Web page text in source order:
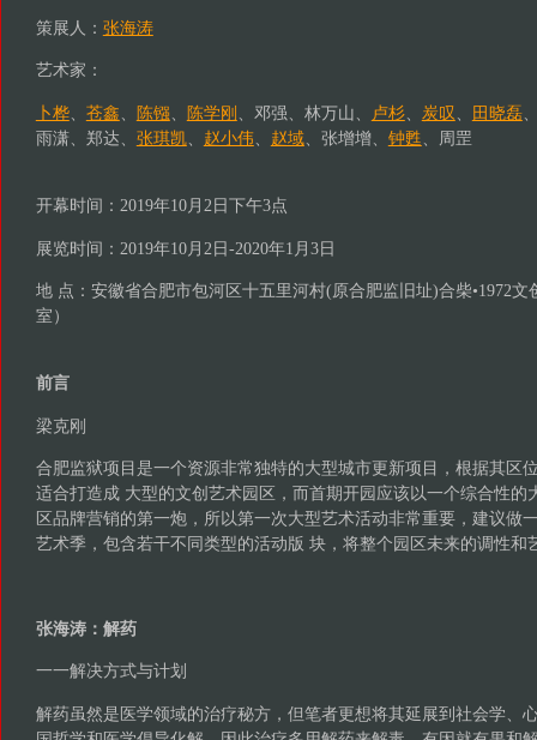
策展人： 张海涛
艺术家：
卜桦、 苍鑫 陈镪、 陈学刚 、邓强、林万山、 卢杉、 炭叹 田晓磊
雨潇、郑达、 张琪凯、 赵小伟、 赵域、张增增、 钟甦 、周罡
开幕时间：2019年10月2日下午3点
展览时间：2019年10月2日-2020年1月3日
地 点：安徽省合肥市包河区十五里河村(原合肥监旧址)合柴•1972文
室）
前言
梁克刚
合肥监狱项目是一个资源非常独特的大型城市更新项目，根据其区
适合打造成 大型的文创艺术园区，而首期开园应该以一个综合性的
区品牌营销的第一炮，所以第一次大型艺术活动非常重要，建议做
艺术季，包含若干不同类型的活动版 块，将整个园区未来的调性和
张海涛：解药
一一解决方式与计划
解药虽然是医学领域的治疗秘方，但笔者更想将其延展到社会学、